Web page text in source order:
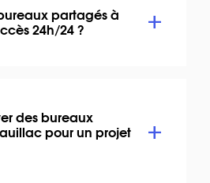
partagés à
24h/24 ?
des bureaux
pour un projet